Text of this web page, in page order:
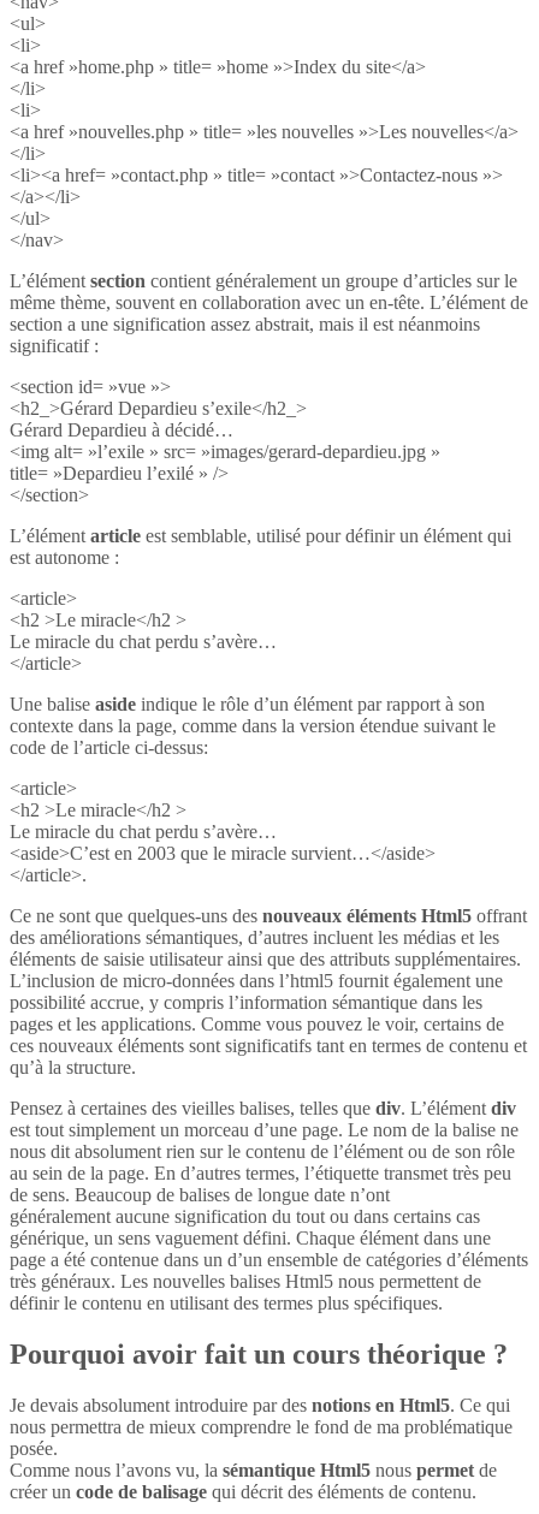
<ul>
<li>
<a href »home.php » title= »home »>Index du site</a>
</li>
<li>
<a href »nouvelles.php » title= »les nouvelles »>Les nouvelles</a>
</li>
<li><a href= »contact.php » title= »contact »>Contactez-nous »>
</a></li>
</ul>
</nav>
L’élément section contient généralement un groupe d’articles sur le
même thème, souvent en collaboration avec un en-tête. L’élément de
section a une signification assez abstrait, mais il est néanmoins
significatif :
<section id= »vue »>
<h2_>Gérard Depardieu s’exile</h2_>
Gérard Depardieu à décidé…
<img alt= »l’exile » src= »images/gerard-depardieu.jpg »
title= »Depardieu l’exilé » />
</section>
L’élément article est semblable, utilisé pour définir un élément qui
est autonome :
<article>
<h2 >Le miracle</h2 >
Le miracle du chat perdu s’avère…
</article>
Une balise aside indique le rôle d’un élément par rapport à son
contexte dans la page, comme dans la version étendue suivant le
code de l’article ci-dessus:
<article>
<h2 >Le miracle</h2 >
Le miracle du chat perdu s’avère…
<aside>C’est en 2003 que le miracle survient…</aside>
</article>.
Ce ne sont que quelques-uns des nouveaux éléments Html5 offrant
des améliorations sémantiques, d’autres incluent les médias et les
éléments de saisie utilisateur ainsi que des attributs supplémentaires.
L’inclusion de micro-données dans l’html5 fournit également une
possibilité accrue, y compris l’information sémantique dans les
pages et les applications. Comme vous pouvez le voir, certains de
ces nouveaux éléments sont significatifs tant en termes de contenu et
qu’à la structure.
Pensez à certaines des vieilles balises, telles que div. L’élément div
est tout simplement un morceau d’une page. Le nom de la balise ne
nous dit absolument rien sur le contenu de l’élément ou de son rôle
au sein de la page. En d’autres termes, l’étiquette transmet très peu
de sens. Beaucoup de balises de longue date n’ont
généralement aucune signification du tout ou dans certains cas
générique, un sens vaguement défini. Chaque élément dans une
page a été contenue dans un d’un ensemble de catégories d’éléments
très généraux. Les nouvelles balises Html5 nous permettent de
définir le contenu en utilisant des termes plus spécifiques.
Pourquoi avoir fait un cours théorique ?
Je devais absolument introduire par des notions en Html5. Ce qui
nous permettra de mieux comprendre le fond de ma problématique
posée.
Comme nous l’avons vu, la sémantique Html5 nous permet de
créer un code de balisage qui décrit des éléments de contenu.